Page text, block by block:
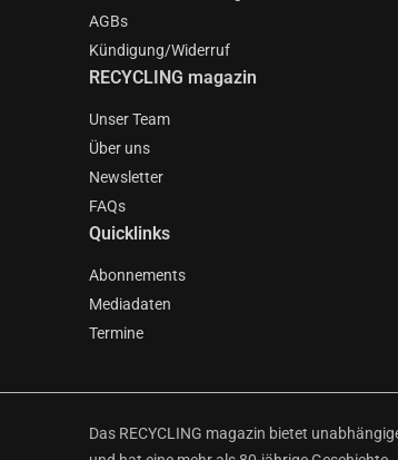
AGBs
Kündigung/Widerruf
RECYCLING magazin
Unser Team
Über uns
Newsletter
FAQs
Quicklinks
Abonnements
Mediadaten
Termine
Das RECYCLING magazin bietet